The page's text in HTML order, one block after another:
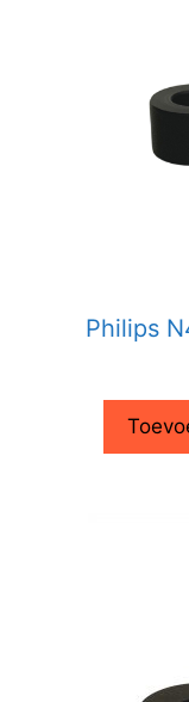
Philips